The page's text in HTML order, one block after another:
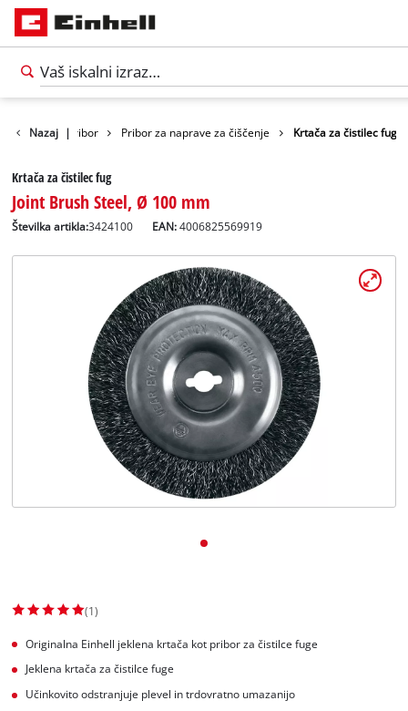
Slovenščina
Nazaj |Pribor Pribor za naprave za čiščenje Krtača za čistilec fug
Krtača za čistilec fug
Joint Brush Steel, Ø 100 mm
Številka artikla:3424100 EAN:4006825569919
(1)
Originalna Einhell jeklena krtača kot pribor za čistilce fuge
Jeklena krtača za čistilce fuge
Učinkovito odstranjuje plevel in trdovratno umazanijo